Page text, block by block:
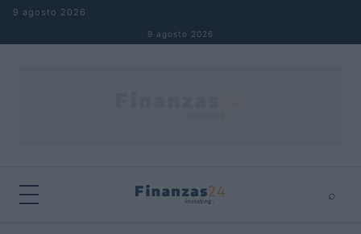
Saltar al contenido
9 agosto 2026
9 agosto 2026
⌕